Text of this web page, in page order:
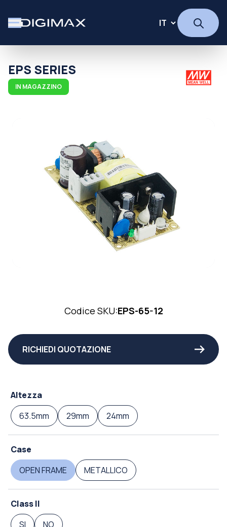
EPS SERIES
IN MAGAZZINO
Codice SKU:EPS-65-12
RICHIEDI QUOTAZIONE
Altezza
63.5mm
29mm 24mm
Case
OPEN FRAME
METALLICO
Class II
SI
NO